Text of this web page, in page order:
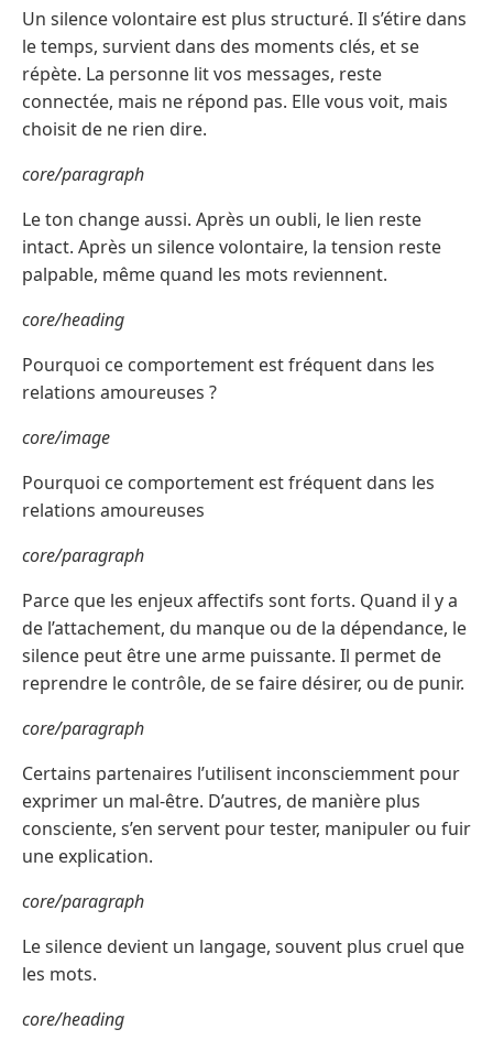
Un silence volontaire est plus structuré. Il s’étire dans
le temps, survient dans des moments clés, et se
répète. La personne lit vos messages, reste
connectée, mais ne répond pas. Elle vous voit, mais
choisit de ne rien dire.
core/paragraph
Le ton change aussi. Après un oubli, le lien reste
intact. Après un silence volontaire, la tension reste
palpable, même quand les mots reviennent.
core/heading
Pourquoi ce comportement est fréquent dans les
relations amoureuses ?
core/image
Pourquoi ce comportement est fréquent dans les
relations amoureuses
core/paragraph
Parce que les enjeux affectifs sont forts. Quand il y a
de l’attachement, du manque ou de la dépendance, le
silence peut être une arme puissante. Il permet de
reprendre le contrôle, de se faire désirer, ou de punir.
core/paragraph
Certains partenaires l’utilisent inconsciemment pour
exprimer un mal-être. D’autres, de manière plus
consciente, s’en servent pour tester, manipuler ou fuir
une explication.
core/paragraph
Le silence devient un langage, souvent plus cruel que
les mots.
core/heading